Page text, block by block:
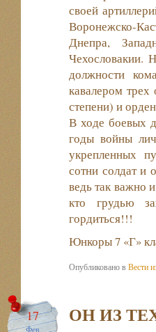
своей
Воронежско-
Днепра,
Чехословакии.
должности
кавалером
степени) и
В ходе боевых
годы войны
укрепленных
сотни солдат и
ведь так важно
кто грудью
гордиться!!!
Юнкоры 7 «Г»
Опубликовано вВести
17
Фев
ОН ИЗ